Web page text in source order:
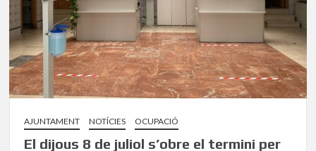
AJUNTAMENT NOTÍCIES OCUPACIÓ
El dijous 8 de juliol s’obre el termini per